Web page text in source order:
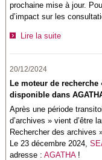
prochaine mise à jour.
d’impact sur les
Lire la suite
20/12/2024
Le moteur de
disponible dans
Après une période
d’archives » vient d’être
Rechercher des archives
Le 23 décembre 2024,
adresse :AGATHA!